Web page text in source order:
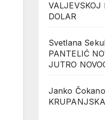
VALJEVSKOJ
DOLAR
Svetlana
PANTELIĆ
JUTRO
Janko